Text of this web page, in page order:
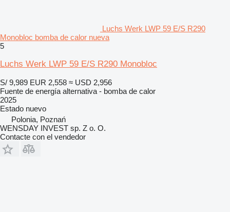
Luchs Werk LWP 59 E/S R290
Monobloc bomba de calor nueva
5
Luchs Werk LWP 59 E/S R290 Monobloc
S/ 9,989 EUR 2,558 ≈ USD 2,956
Fuente de energía alternativa - bomba de calor
2025
Estado nuevo
Polonia, Poznań
WENSDAY INVEST sp. Z o. O.
Contacte con el vendedor